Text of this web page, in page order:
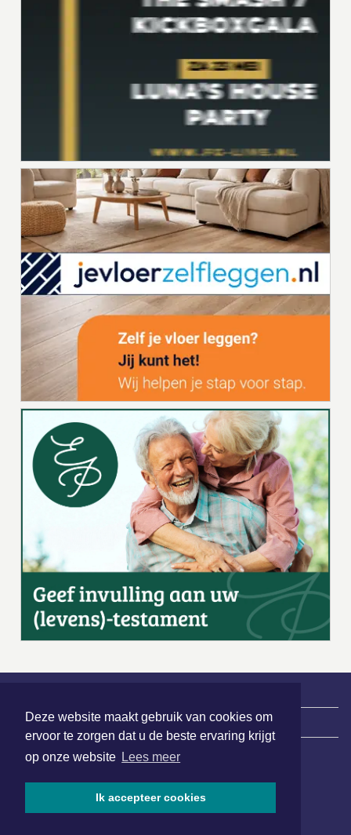
Deze website maakt gebruik van cookies om
ervoor te zorgen dat u de beste ervaring krijgt
op onze website Lees meer
Ik accepteer cookies
| Nieuws | Sport | Evenementen
Hoofdvestiging:
van Benthuizenlaan 1
1701 BZ Heerhugowaard